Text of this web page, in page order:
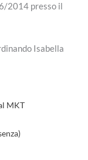
2014 presso il
Isabella
MKT